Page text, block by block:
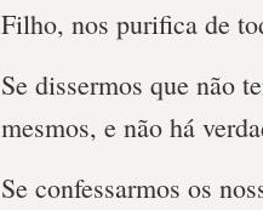
Filho, nos purifica de
Se dissermos que não
mesmos, e não há
Se confessarmos os